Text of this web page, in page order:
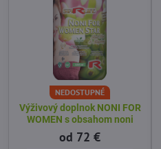
NEDOSTUPNÉ
Výživový doplnok NONI FOR
WOMEN s obsahom noni
od 72 €